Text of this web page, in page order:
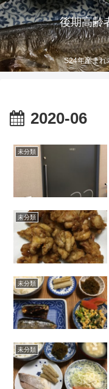
後期高齢
S24年産まれ
2020-06
未分類
未分類
未分類
未分類